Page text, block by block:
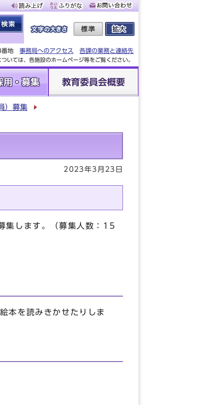
番地 事務局へのアクセス 各課の業務と連絡先
いては、各施設のホームページ等をご覧ください。
用・募集 教育委員会概要
）募集
2023年3月23日
集します。（募集人数：15
本を読みきかせたりしま